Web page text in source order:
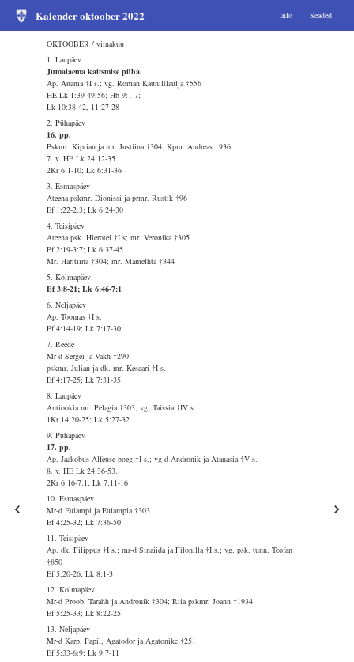
Kalender oktoober 2022 Info Seaded
OKTOOBER / viinakuu
1. Laupäev
Jumalaema kaitsmise püha.
Ap. Anania †I s.; vg. Roman Kauniltlaulja †556
HE Lk 1:39-49,56; Hb 9:1-7;
Lk 10:38-42, 11:27-28
2. Pühapäev
16. pp.
Pskmr. Kiprian ja mr. Justiina †304; Kpm. Andreas †936
7. v. HE Lk 24:12-35.
2Kr 6:1-10; Lk 6:31-36
3. Esmaspäev
Ateena pskmr. Dionissi ja prmr. Rustik †96
Ef 1:22-2.3; Lk 6:24-30
4. Teisipäev
Ateena psk. Hierotei †I s; mr. Veronika †305
Ef 2:19-3:7; Lk 6:37-45
Mr. Haritiina †304; mr. Mamelhta †344
5. Kolmapäev
Ef 3:8-21; Lk 6:46-7:1
6. Neljapäev
Ap. Toomas †I s.
Ef 4:14-19; Lk 7:17-30
7. Reede
Mr-d Sergei ja Vakh †290;
pskmr. Julian ja dk. mr. Kesaari †I s.
Ef 4:17-25; Lk 7:31-35
8. Laupäev
Antiookia mr. Pelagia †303; vg. Taissia †IV s.
1Kr 14:20-25; Lk 5:27-32
9. Pühapäev
17. pp.
Ap. Jaakobus Alfeuse poeg †I s.; vg-d Andronik ja Atanasia †V s.
8. v. HE Lk 24:36-53.
2Kr 6:16-7:1; Lk 7:11-16
10. Esmaspäev
Mr-d Eulampi ja Eulampia †303
Ef 4:25-32; Lk 7:36-50
11. Teisipäev
Ap. dk. Filippus †I s.; mr-d Sinaiida ja Filonilla †I s.; vg. psk. tunn. Teofan
†850
Ef 5:20-26; Lk 8:1-3
12. Kolmapäev
Mr-d Proob, Tarahh ja Andronik †304; Riia pskmr. Joann †1934
Ef 5:25-33; Lk 8:22-25
13. Neljapäev
Mr-d Karp, Papil, Agatodor ja Agatonike †251
Ef 5:33-6:9; Lk 9:7-11